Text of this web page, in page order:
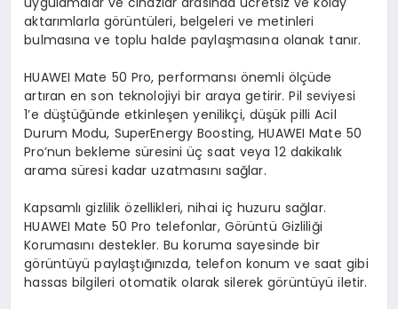
aktarımlarla görüntüleri, belgeleri ve metinleri
bulmasına ve toplu halde paylaşmasına olanak tanır.
HUAWEI Mate 50 Pro, performansı önemli ölçüde
artıran en son teknolojiyi bir araya getirir. Pil seviyesi
1’e düştüğünde etkinleşen yenilikçi, düşük pilli Acil
Durum Modu, SuperEnergy Boosting, HUAWEI Mate 50
Pro’nun bekleme süresini üç saat veya 12 dakikalık
arama süresi kadar uzatmasını sağlar.
Kapsamlı gizlilik özellikleri, nihai iç huzuru sağlar.
HUAWEI Mate 50 Pro telefonlar, Görüntü Gizliliği
Korumasını destekler. Bu koruma sayesinde bir
görüntüyü paylaştığınızda, telefon konum ve saat gibi
hassas bilgileri otomatik olarak silerek görüntüyü iletir.